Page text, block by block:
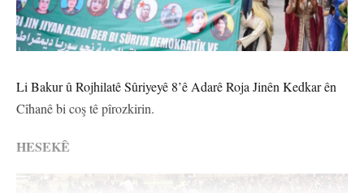
Li Bakur û Rojhilatê Sûriyeyê 8’ê Adarê Roja Jinên Kedkar ên
Cîhanê bi coş tê pîrozkirin.
HESEKÊ